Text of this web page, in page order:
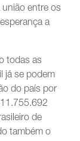
união entre os
a
todas as
já se podem
do país por
de
também o